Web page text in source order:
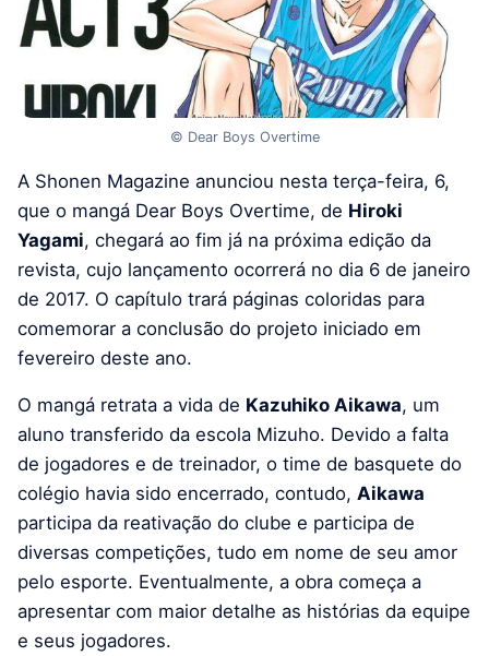
© Dear Boys Overtime
A Shonen Magazine anunciou nesta terça-feira, 6,
que o mangá Dear Boys Overtime, de Hiroki
Yagami, chegará ao fim já na próxima edição da
revista, cujo lançamento ocorrerá no dia 6 de janeiro
de 2017. O capítulo trará páginas coloridas para
comemorar a conclusão do projeto iniciado em
fevereiro deste ano.
O mangá retrata a vida de Kazuhiko Aikawa, um
aluno transferido da escola Mizuho. Devido a falta
de jogadores e de treinador, o time de basquete do
colégio havia sido encerrado, contudo, Aikawa
participa da reativação do clube e participa de
diversas competições, tudo em nome de seu amor
pelo esporte. Eventualmente, a obra começa a
apresentar com maior detalhe as histórias da equipe
e seus jogadores.